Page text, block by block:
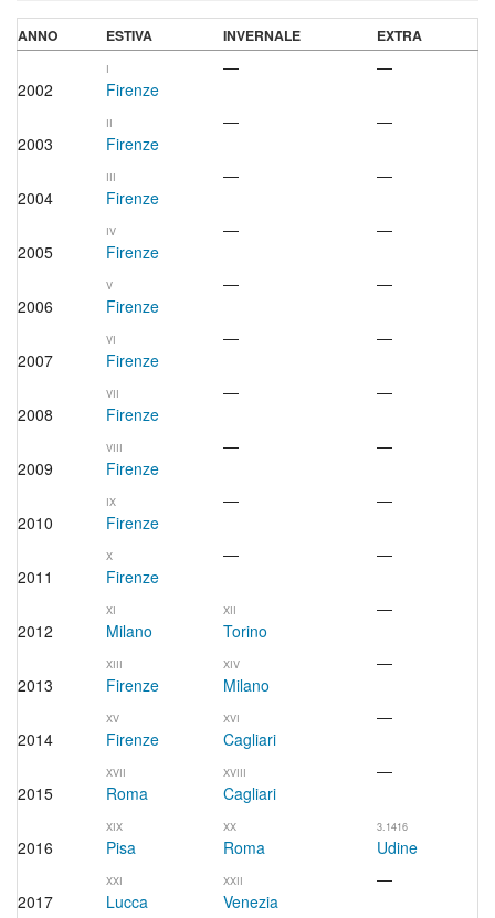
ANNO ESTIVA INVERNALE EXTRA
2002
I
Firenze
— —
2003
II
Firenze
— —
2004
III
Firenze
— —
2005
IV
Firenze
— —
2006
V
Firenze
— —
2007
VI
Firenze
— —
2008
VII
Firenze
— —
2009
VIII
Firenze
— —
2010
IX
Firenze
— —
2011
X
Firenze
— —
2012
XI
Milano
XII
Torino
—
2013
XIII
Firenze
XIV
Milano
—
2014
XV
Firenze
XVI
Cagliari
—
2015
XVII
Roma
XVIII
Cagliari
—
2016
XIX
Pisa
XX
Roma
3.1416
Udine
2017
XXI
Lucca
XXII
Venezia
—